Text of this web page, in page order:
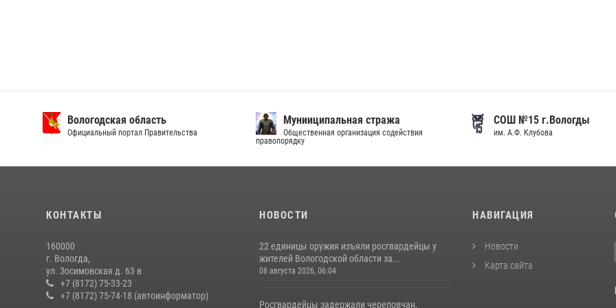
Вологодская область
Официальный портал Правительства
Мунииципальная стража
Общественная организация содействия
правопорядку
СОШ №15 г.Вологды
им. А.Ф. Клубова
КОНТАКТЫ
160000
г. Вологда,
ул. Зосимовская д. 63 в
+7 (8172) 75-33-23
+7 (8172) 75-74-18 (автоинформатор)
НОВОСТИ
22 единицы оружия изъяли росгвардейцы у
жителей Вологодской области за...
08 августа 2026, 06:04
Росгвардейцы задержали череповчан,
НАВИГАЦИЯ
Новости
Карта сайта